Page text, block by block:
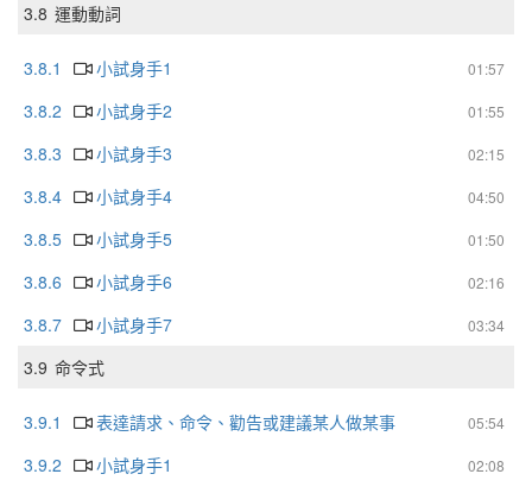
3.8 運動動詞
3.8.1 01:57
小試身手1
3.8.2
01:55
小試身手2
3.8.3
02:15
小試身手3
3.8.4
04:50
小試身手4
3.8.5
01:50
小試身手5
3.8.6
02:16
小試身手6
3.8.7
03:34
小試身手7
3.9 命令式
3.9.1 05:54
表達請求、命令、勸告或建議某人做某事
3.9.2
02:08
小試身手1